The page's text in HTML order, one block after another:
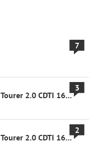
7
Opel Insignia Sports Tourer 2.0 CDTI 160pk...
3
Opel Insignia Sports Tourer 2.0 CDTI 160pk...
2